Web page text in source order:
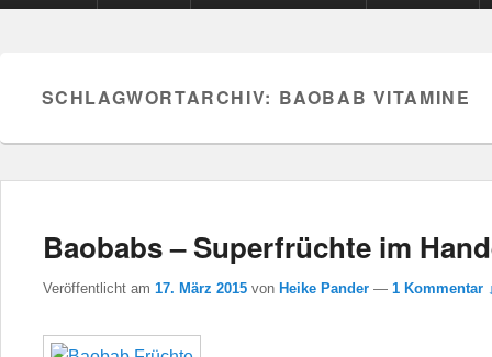
SCHLAGWORTARCHIV: BAOBAB VITAMINE
Baobabs – Superfrüchte im
Veröffentlicht am 17. März 2015 von Heike Pander — 1 Kommentar